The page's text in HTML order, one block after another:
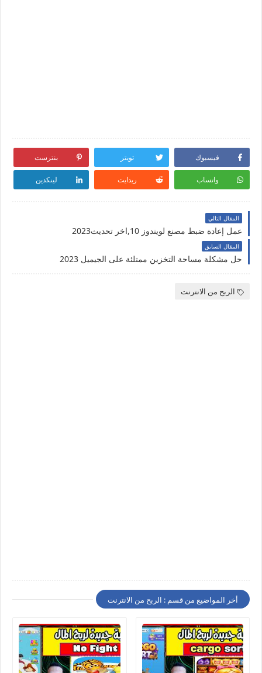
فيسبوك تويتر بنترست
واتساب ريدايت لينكدين
المقال التالي
عمل إعادة ضبط مصنع لويندوز 10,اخر تحديث2023
المقال السابق
حل مشكلة مساحة التخزين ممتلئة على الجيميل 2023
الربح من الانترنت
أخر المواضيع من قسم : الربح من الانترنت